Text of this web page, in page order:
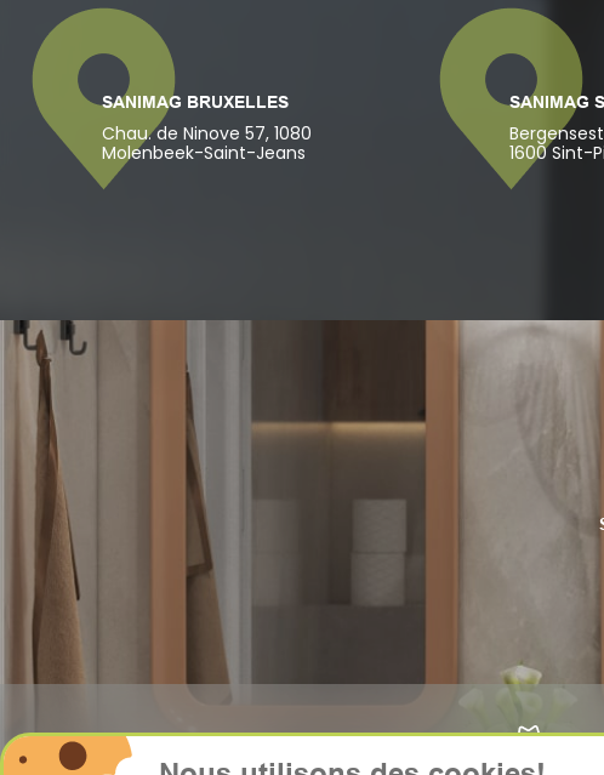
SANIMAG BRUXELLES
Chau. de Ninove 57, 1080
Molenbeek-Saint-Jeans
SANIMAG
1600 Sint-